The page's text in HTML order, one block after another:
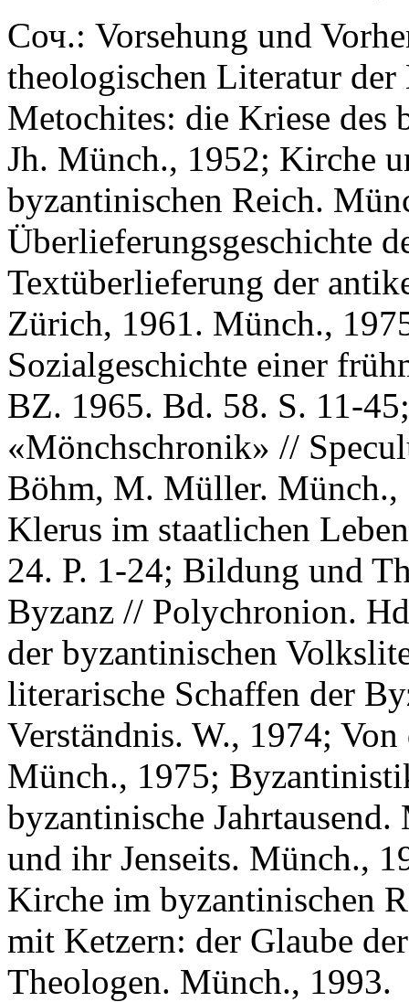
Соч.: Vorsehung und
theologischen Literatur
Metochites: die Kriese des
Jh. Münch., 1952; Kirche
byzantinischen Reich.
Überlieferungsgeschichte
Textüberlieferung der
Zürich, 1961. Münch.,
Sozialgeschichte einer
BZ. 1965. Bd. 58. S. 11-
«Mönchschronik» //
Böhm, M. Müller. Münch.,
Klerus im staatlichen
24. P. 1-24; Bildung und
Byzanz // Polychronion.
der byzantinischen
literarische Schaffen der
Verständnis. W., 1974;
Münch., 1975;
byzantinische
und ihr Jenseits. Münch.,
Kirche im byzantinischen
mit Ketzern: der Glaube
Theologen. Münch., 1993.